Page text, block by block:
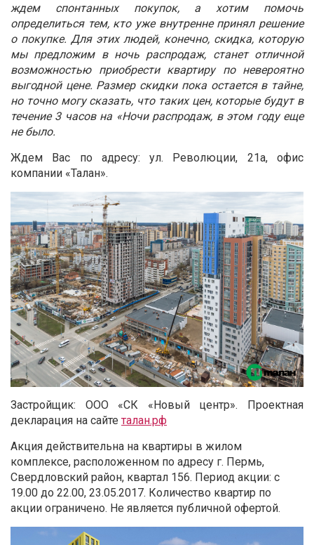
ждем спонтанных покупок, а хотим помочь
определиться тем, кто уже внутренне принял решение
о покупке. Для этих людей, конечно, скидка, которую
мы предложим в ночь распродаж, станет отличной
возможностью приобрести квартиру по невероятно
выгодной цене. Размер скидки пока остается в тайне,
но точно могу сказать, что таких цен, которые будут в
течение 3 часов на «Ночи распродаж, в этом году еще
не было.
Ждем Вас по адресу: ул. Революции, 21а, офис
компании «Талан».
Застройщик: ООО «СК «Новый центр». Проектная
декларация на сайте талан.рф
Акция действительна на квартиры в жилом
комплексе, расположенном по адресу г. Пермь,
Свердловский район, квартал 156. Период акции: с
19.00 до 22.00, 23.05.2017. Количество квартир по
акции ограничено. Не является публичной офертой.